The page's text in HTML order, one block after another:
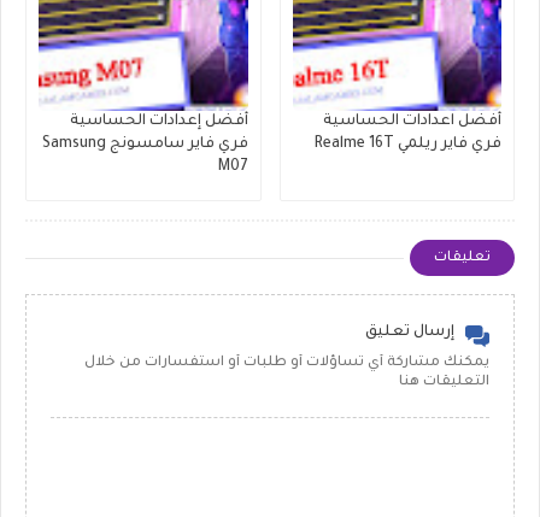
أفضل اعدادات الحساسية
فري فاير ريلمي Realme 16T
أفضل إعدادات الحساسية
فري فاير سامسونج Samsung
M07
تعليقات
إرسال تعليق
يمكنك مشاركة أي تساؤلات أو طلبات أو استفسارات من خلال
التعليقات هنا